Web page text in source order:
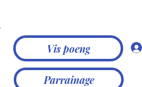
Vis poeng
Parrainage